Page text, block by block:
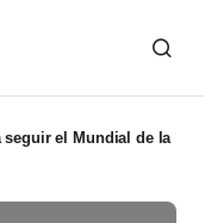
el Mundial de la